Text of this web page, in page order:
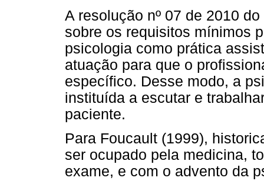
A resolução nº 07 de 2010
sobre os requisitos mínimos
psicologia como prática
atuação para que o
específico. Desse modo, a
instituída a escutar e
paciente.
Para Foucault (1999),
ser ocupado pela medicina,
exame, e com o advento da